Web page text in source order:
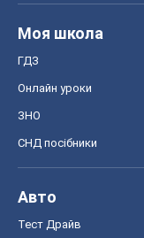
Моя школа
ГДЗ
Онлайн уроки
ЗНО
СНД посібники
Авто
Тест Драйв